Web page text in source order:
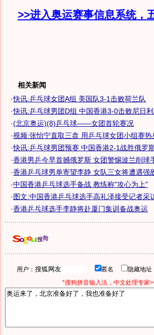
>>进入奥运赛事信息系统，
相关新闻
·快讯:乒乓球女团A组 美国队3-1击败荷兰队
·快讯:乒乓球男团D组 中国香港3-0击败尼日
·(北京奥运)(8)乒乓球——女团首轮赛况
·视频:张怡宁直取三盘 用乒乓球女团小组赛热
·快讯:乒乓球男团预赛 中国香港2-1战胜俄罗
·香港男乒今早首撼俄罗斯 女团警惕波兰削球
·香港乒乓球男单寄望李静 女队三女将遭遇强
·中国香港乒乓球选手备战 教练称"攻心为上"
·图文:中国香港乒乓球选手高礼泽接受记者采
·香港乒乓球选手李静将赴厦门集训备战奥运
用户： 匿名 隐藏地
*搜狗拼音输入法，中文处理专家